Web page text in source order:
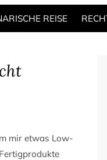
REISE
mir etwas Low-